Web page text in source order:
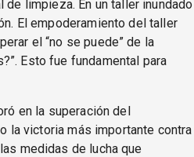
limpieza. En un taller inundado
El empoderamiento del taller
el “no se puede” de la
Esto fue fundamental para
en la superación del
la victoria más importante contra
medidas de lucha que